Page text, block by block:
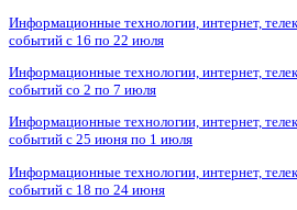
Информационные технологии, интернет,
событий с 16 по 22 июля
Информационные технологии, интернет,
событий со 2 по 7 июля
Информационные технологии, интернет,
событий с 25 июня по 1 июля
Информационные технологии, интернет,
событий с 18 по 24 июня